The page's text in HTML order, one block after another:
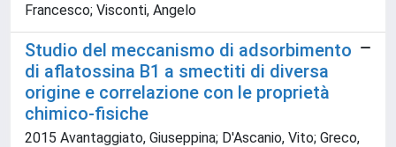
Francesco; Visconti, Angelo
Studio del meccanismo di adsorbimento
di aflatossina B1 a smectiti di diversa
origine e correlazione con le proprietà
chimico-fisiche
2015 Avantaggiato, Giuseppina; D'Ascanio, Vito; Greco,